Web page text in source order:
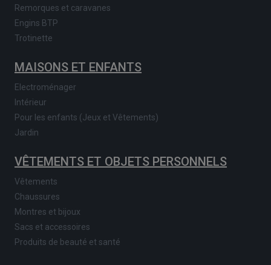
Remorques et caravanes
Engins BTP
Trotinette
MAISONS ET ENFANTS
Electroménager
Intérieur
Pour les enfants (Jeux et Vêtements)
Jardin
VÊTEMENTS ET OBJETS PERSONNELS
Vêtements
Chaussures
Montres et bijoux
Sacs et accessoires
Produits de beauté et santé